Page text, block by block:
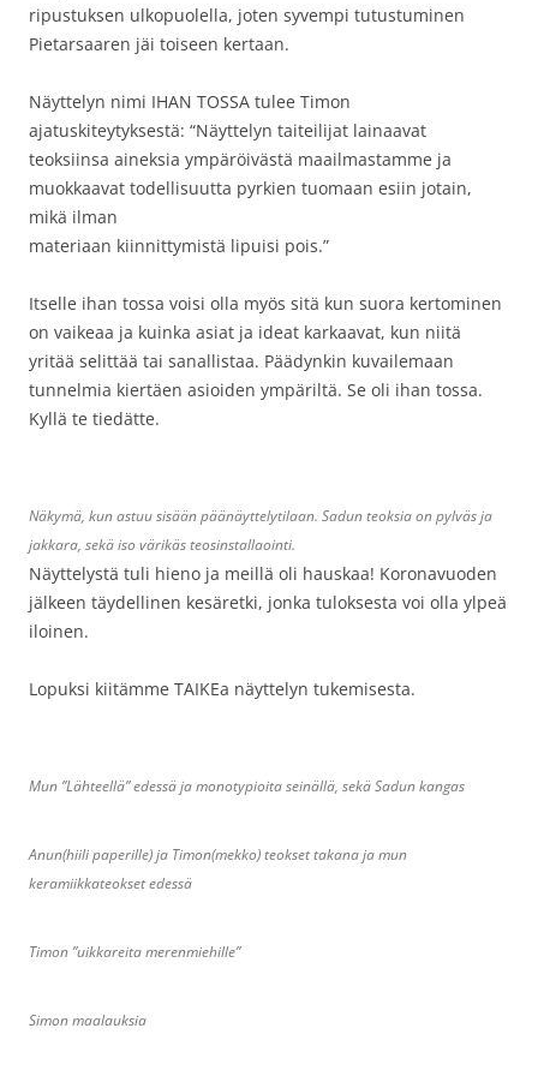
ripustuksen ulkopuolella, joten syvempi tutustuminen
Pietarsaaren jäi toiseen kertaan.
Näyttelyn nimi IHAN TOSSA tulee Timon
ajatuskiteytyksestä: “Näyttelyn taiteilijat lainaavat
teoksiinsa aineksia ympäröivästä maailmastamme ja
muokkaavat todellisuutta pyrkien tuomaan esiin jotain,
mikä ilman
materiaan kiinnittymistä lipuisi pois.”
Itselle ihan tossa voisi olla myös sitä kun suora kertominen
on vaikeaa ja kuinka asiat ja ideat karkaavat, kun niitä
yritää selittää tai sanallistaa. Päädynkin kuvailemaan
tunnelmia kiertäen asioiden ympäriltä. Se oli ihan tossa.
Kyllä te tiedätte.
Näkymä, kun astuu sisään päänäyttelytilaan. Sadun teoksia on pylväs ja
jakkara, sekä iso värikäs teosinstallaointi.
Näyttelystä tuli hieno ja meillä oli hauskaa! Koronavuoden
jälkeen täydellinen kesäretki, jonka tuloksesta voi olla ylpeä
iloinen.
Lopuksi kiitämme TAIKEa näyttelyn tukemisesta.
Mun ”Lähteellä” edessä ja monotypioita seinällä, sekä Sadun kangas
Anun(hiili paperille) ja Timon(mekko) teokset takana ja mun
keramiikkateokset edessä
Timon ”uikkareita merenmiehille”
Simon maalauksia